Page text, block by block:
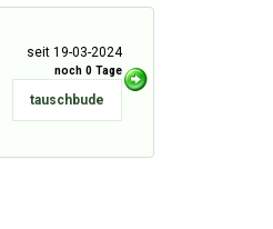
seit 19-03-2024
noch 0 Tage
tauschbude